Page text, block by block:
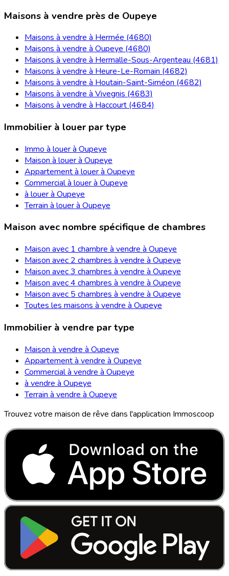
Maisons à vendre près de Oupeye
Maisons à vendre à Hermée (4680)
Maisons à vendre à Oupeye (4680)
Maisons à vendre à Hermalle-Sous-Argenteau (4681)
Maisons à vendre à Heure-Le-Romain (4682)
Maisons à vendre à Houtain-Saint-Siméon (4682)
Maisons à vendre à Vivegnis (4683)
Maisons à vendre à Haccourt (4684)
Immobilier à louer par type
Immo à louer à Oupeye
Maison à louer à Oupeye
Appartement à louer à Oupeye
Commercial à louer à Oupeye
à louer à Oupeye
Terrain à louer à Oupeye
Maison avec nombre spécifique de chambres
Maison avec 1 chambre à vendre à Oupeye
Maison avec 2 chambres à vendre à Oupeye
Maison avec 3 chambres à vendre à Oupeye
Maison avec 4 chambres à vendre à Oupeye
Maison avec 5 chambres à vendre à Oupeye
Toutes les maisons à vendre à Oupeye
Immobilier à vendre par type
Maison à vendre à Oupeye
Appartement à vendre à Oupeye
Commercial à vendre à Oupeye
à vendre à Oupeye
Terrain à vendre à Oupeye
Trouvez votre maison de rêve dans l'application Immoscoop